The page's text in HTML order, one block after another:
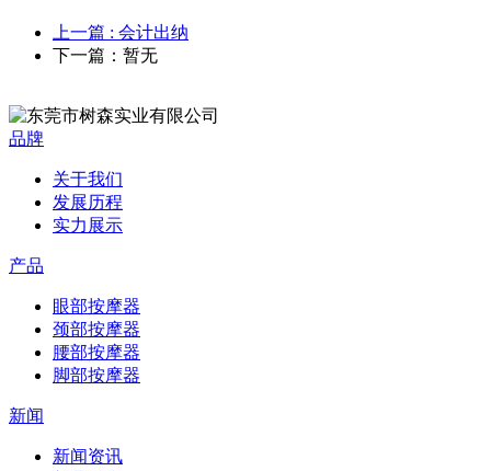
上一篇 : 会计出纳
下一篇：暂无
品牌
关于我们
发展历程
实力展示
产品
眼部按摩器
颈部按摩器
腰部按摩器
脚部按摩器
新闻
新闻资讯